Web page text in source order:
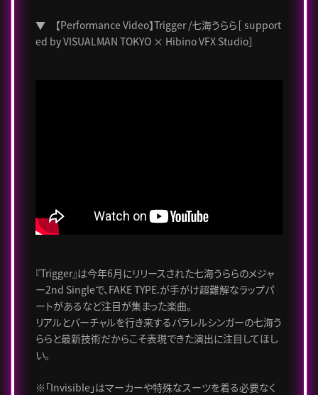
▼ 【Performance Video】Trigger /七海うらら［ support
ed by VISUALMAN TOKYO × Hibino VFX Studio］
『Trigger』は今年6月にリリースされた七海うららのメジャ
ー2nd Singleで、FAKE TYPE.が手がけ超難解なラップパ
ートがあるなど注目が集まった楽曲。
リアルとバーチャルを行き来するパラレルシンガーの七海う
ららと最新技術だからこそ表現できた演出に注目してほし
い。
※「Invisible」はマーカーや特殊なスーツを着る必要なく